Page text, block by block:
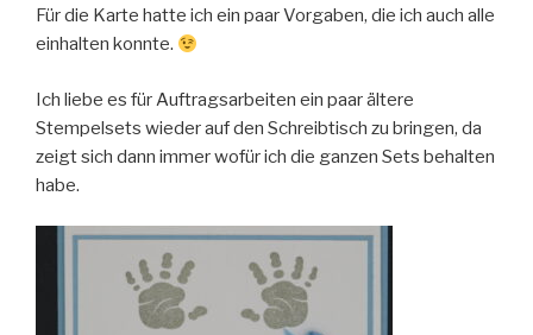
Für die Karte hatte ich ein paar Vorgaben, die ich auch alle
einhalten konnte.
Ich liebe es für Auftragsarbeiten ein paar ältere
Stempelsets wieder auf den Schreibtisch zu bringen, da
zeigt sich dann immer wofür ich die ganzen Sets behalten
habe.